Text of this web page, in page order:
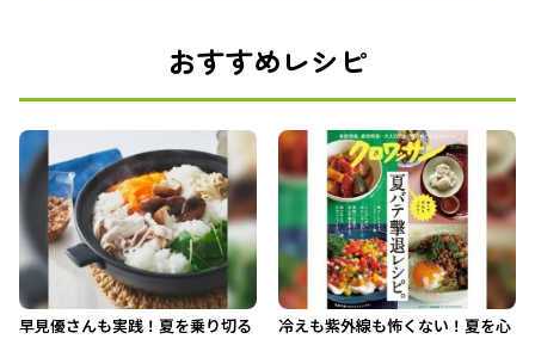
おすすめレシピ
早見優さんも実践！夏を乗り切る
冷えも紫外線も怖くない！夏を心